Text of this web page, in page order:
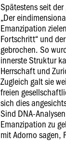
Spätestens seit
„Der
Emanzipation
Fortschritt“ und
gebrochen. So
innerste Struktur
Herrschaft und
Zugleich galt sie
freien
sich dies
Sind DNA-
Emanzipation zu
mit Adorno sagen,